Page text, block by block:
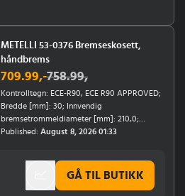
METELLI 53-0376 Bremseskosett,
håndbrems
709.99,-758.99,
Kontrolltegn: ECE-R90, ECE R90 APPROVED;
Bredde [mm]: 30; Innvendig
bremsetrommeldiameter [mm]: 210,0;
Årsmodell til: 12/2016, 07/2009, 12/2009;
Published: August 8, 2026 01:33
GÅ TIL BUTIKK